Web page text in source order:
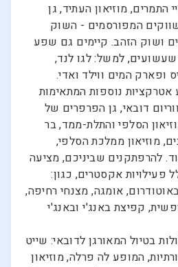
התמרים, מוזיאון העתיד, גן
המפורסמים - השוק
ושוק הזהב. קיימים גם שפע
למשל: לגו לנד,
ופארק המים ווילד ואדי.
נוספות המתאימות
דובאי, גן הפרפרים של
הסלפי והתלת-ממד, בר
מוזיאון ממלכת הסלפי,
להרפתקנים שביניכם, מציעה
פעילויות אקסטרים, כגון:
באוטודרום, אומגה, מצנחי רחיפה,
קפיצת באנג'י ובאנג'י
בטיול המאורגן לדובאי: שייט
המופע לה פרלה, מוזיאון